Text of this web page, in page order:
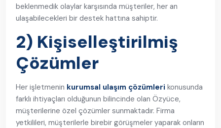
beklenmedik olaylar karşısında müşteriler, her an
ulaşabilecekleri bir destek hattına sahiptir.
2) Kişiselleştirilmiş
Çözümler
Her işletmenin kurumsal ulaşım çözümleri konusunda
farklı ihtiyaçları olduğunun bilincinde olan Özyüce,
müşterilerine özel çözümler sunmaktadır. Firma
yetkilileri, müşterilerle birebir görüşmeler yaparak onların